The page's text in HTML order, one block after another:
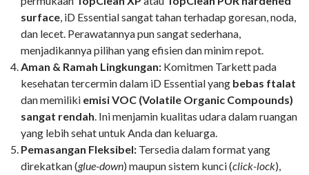
surface, iD Essential sangat tahan terhadap goresan, noda,
dan lecet. Perawatannya pun sangat sederhana,
menjadikannya pilihan yang efisien dan minim repot.
Aman & Ramah Lingkungan: Komitmen Tarkett pada
kesehatan tercermin dalam iD Essential yang bebas ftalat
dan memiliki emisi VOC (Volatile Organic Compounds)
sangat rendah. Ini menjamin kualitas udara dalam ruangan
yang lebih sehat untuk Anda dan keluarga.
Pemasangan Fleksibel: Tersedia dalam format yang
direkatkan (glue-down) maupun sistem kunci (click-lock),